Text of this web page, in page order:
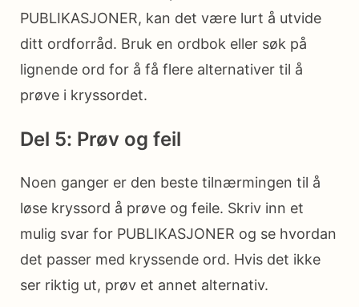
PUBLIKASJONER, kan det være lurt å utvide
ditt ordforråd. Bruk en ordbok eller søk på
lignende ord for å få flere alternativer til å
prøve i kryssordet.
Del 5: Prøv og feil
Noen ganger er den beste tilnærmingen til å
løse kryssord å prøve og feile. Skriv inn et
mulig svar for PUBLIKASJONER og se hvordan
det passer med kryssende ord. Hvis det ikke
ser riktig ut, prøv et annet alternativ.